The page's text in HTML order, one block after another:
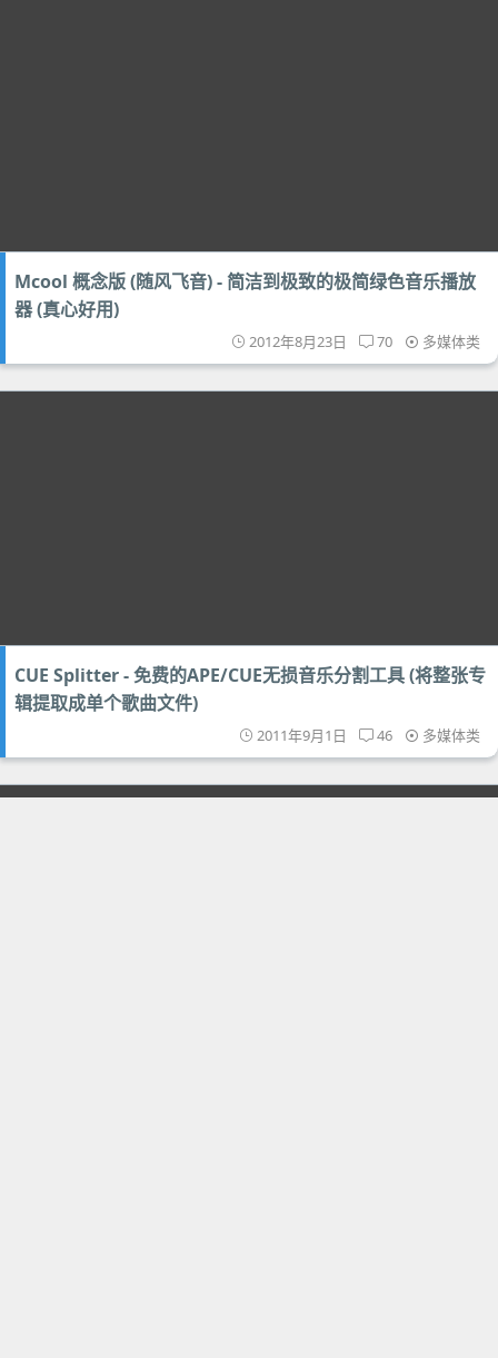
Mcool 概念版 (随风飞音) - 简洁到极致的极简绿色音乐播放
器 (真心好用)
2012年8月23日 70 多媒体类
CUE Splitter - 免费的APE/CUE无损音乐分割工具 (将整张专
辑提取成单个歌曲文件)
2011年9月1日 46 多媒体类